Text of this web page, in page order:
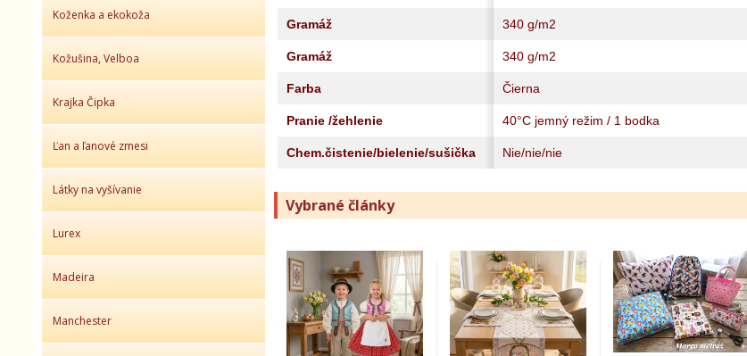
Koženka a ekokoža
Kožušina, Velboa
Krajka Čipka
Ľan a ľanové zmesi
Látky na vyšívanie
Lurex
Madeira
Manchester
Gramáž 340 g/m2
Gramáž 340 g/m2
Farba Čierna
Pranie /žehlenie 40°C jemný režim / 1 bodka
Chem.čistenie/bielenie/sušička Nie/nie/nie
Vybrané články